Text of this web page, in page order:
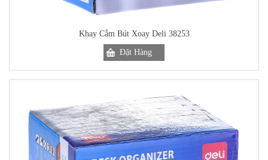
Khay Cắm Bút Xoay Deli 38253